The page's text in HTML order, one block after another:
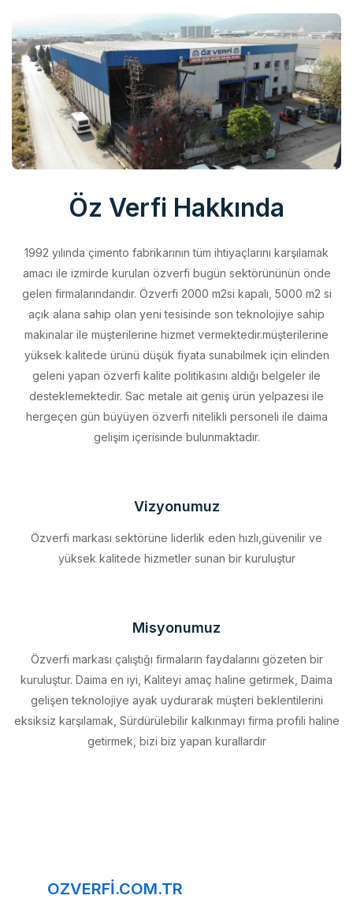
Öz Verfi Hakkında
1992 yılında çimento fabrikarının tüm ihtiyaçlarını karşılamak
gelen firmalarındandır. Özverfi 2000 m2si kapalı, 5000 m2 si
açık alana sahip olan yeni tesisinde son teknolojiye sahip
makinalar ile müşterilerine hizmet vermektedir.müşterilerine
yüksek kalitede ürünü düşük fiyata sunabilmek için elinden
geleni yapan özverfi kalite politikasını aldığı belgeler ile
desteklemektedir. Sac metale ait geniş ürün yelpazesi ile
hergeçen gün büyüyen özverfi nitelikli personeli ile daima
gelişim içerisinde bulunmaktadır.
Özverfi markası sektörüne liderlik eden hızlı,güvenilir ve
Özverfi markası çalıştığı firmaların faydalarını gözeten bir
gelişen teknolojiye ayak uydurarak müşteri beklentilerini
eksiksiz karşılamak, Sürdürülebilir kalkınmayı firma profili haline
getirmek, bizi biz yapan kurallardır
Makina Parkurumuz,